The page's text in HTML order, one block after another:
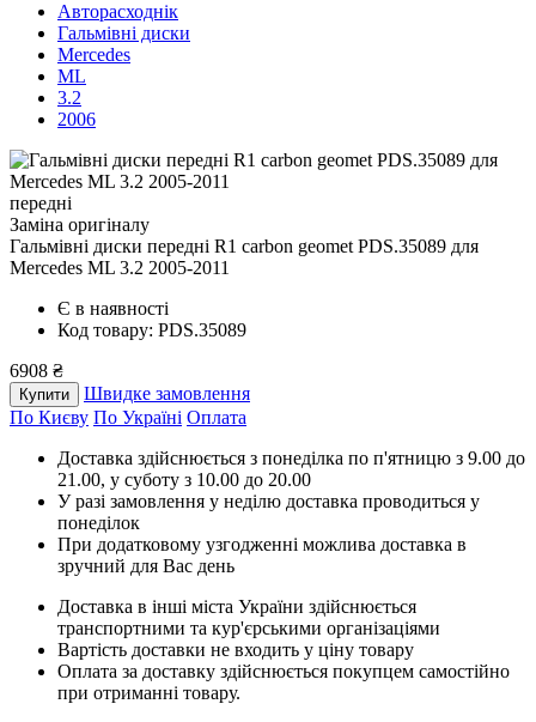
Авторасходнік
Гальмівні диски
Mercedes
ML
3.2
2006
передні
Заміна оригіналу
Гальмівні диски передні R1 carbon geomet PDS.35089 для
Mercedes ML 3.2 2005-2011
Є в наявності
Код товару: PDS.35089
6908 ₴
Купити
Швидке замовлення
По Києву По Україні Оплата
Доставка здійснюється з понеділка по п'ятницю з 9.00 до
21.00, у суботу з 10.00 до 20.00
У разі замовлення у неділю доставка проводиться у
понеділок
При додатковому узгодженні можлива доставка в
зручний для Вас день
Доставка в інші міста України здійснюється
транспортними та кур'єрськими організаціями
Вартість доставки не входить у ціну товару
Оплата за доставку здійснюється покупцем самостійно
при отриманні товару.